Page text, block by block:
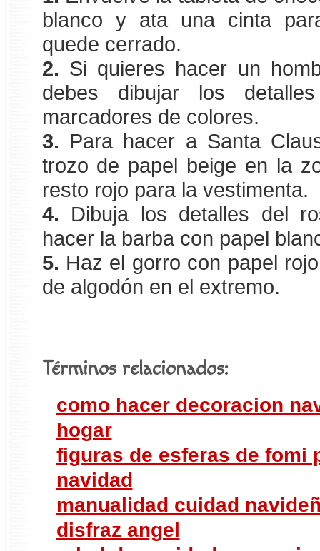
blanco y ata una cinta
quede cerrado.
2. Si quieres hacer un
debes dibujar los
marcadores de colores.
3. Para hacer a Santa
trozo de papel beige en la
resto rojo para la vestimenta.
4. Dibuja los detalles del
hacer la barba con papel
5. Haz el gorro con papel
de algodón en el extremo.
Términos relacionados:
como hacer decoracion
hogar
figuras de esferas de fomi
navidad
manualidad cuidad
disfraz angel